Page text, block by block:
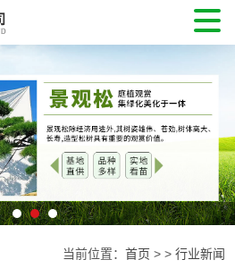
当前位置： 首页 > > 行业新闻